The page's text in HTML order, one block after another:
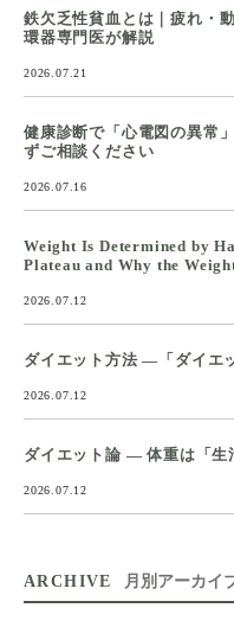
鉄欠乏性貧血とは｜疲れ・
環器専門医が解説
2026.07.21
健康診断で「心電図の異常
ずご相談ください
2026.07.16
Weight Is Determined by
Plateau and Why the
2026.07.12
ダイエット方法 ―「ダイエ
2026.07.12
ダイエット論 ― 体重は「生
2026.07.12
ARCHIVE 月別アーカイ